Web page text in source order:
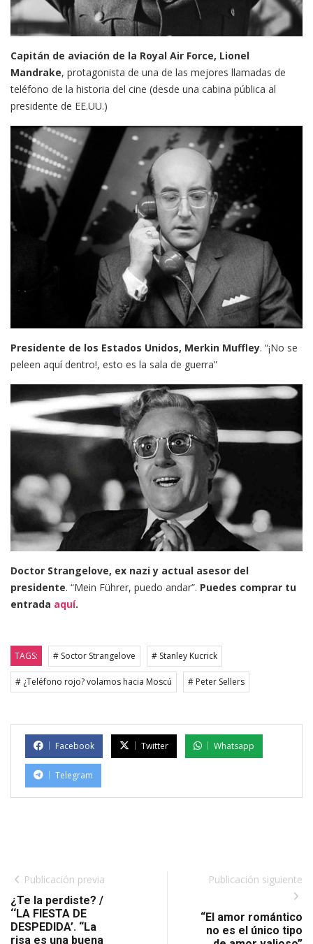
Capitán de aviación de la Royal Air Force, Lionel
Mandrake, protagonista de una de las mejores llamadas de
teléfono de la historia del cine (desde una cabina pública al
presidente de EE.UU.)
Presidente de los Estados Unidos, Merkin Muffley. “¡No se
peleen aquí dentro!, esto es la sala de guerra”
Doctor Strangelove, ex nazi y actual asesor del
presidente. “Mein Führer, puedo andar”. Puedes comprar tu
entrada aquí.
TAGS: # Soctor Strangelove # Stanley Kucrick
# ¿Teléfono rojo? volamos hacia Moscú # Peter Sellers
Facebook Twitter Whatsapp
Telegram
Publicación previa
¿Te la perdiste? /
‘‘LA FIESTA DE
DESPEDIDA’. “La
risa es una buena
Publicación siguiente
“El amor romántico
no es el único tipo